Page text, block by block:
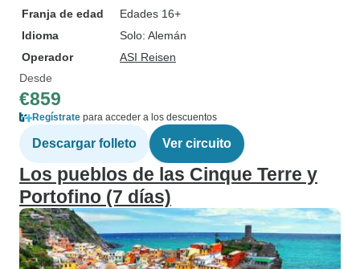
Franja de edad
Edades 16+
Idioma
Solo: Alemán
Operador
ASI Reisen
Desde
€859
Regístrate para acceder a los descuentos
Descargar folleto Ver circuito
Los pueblos de las Cinque Terre y
Portofino (7 días)